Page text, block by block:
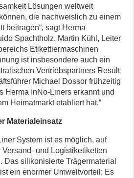
Lösungen weltweit
die nachweislich zu einem
beitragen“, sagt Herma
Spachtholz. Martin Kühl, Leiter
Etikettiermaschinen
ist insbesondere auch ein
Vertriebspartners Result
Michael Dossor frühzeitig
Herma InNo-Liners erkannt und
Heimatmarkt etabliert hat.“
Materialeinsatz
System ist es möglich, auf
und Logistiketiketten
Das silikonisierte Trägermaterial
ein enormer Umweltvorteil: Es